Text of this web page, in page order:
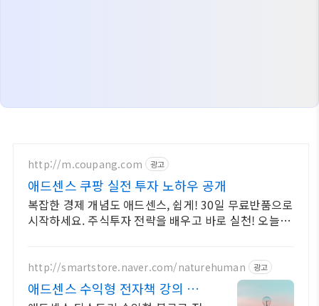
http://m.coupang.com 광고
애드센스 쿠팡 실전 투자 노하우 공개
복잡한 경제 개념도 애드센스, 쉽게! 30일 무료반품으로
시작하세요. 주식투자 전략을 배우고 바로 실천! 오늘주
http://smartstore.naver.com/naturehuman 광고
애드센스 수익형 전자책 강의 월